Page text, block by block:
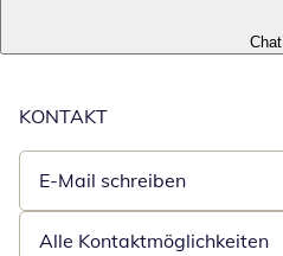
Chat
KONTAKT
E-Mail schreiben
Öffnet E-Mail-Client
Alle Kontaktmöglichkeiten